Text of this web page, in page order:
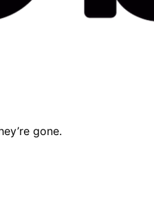
gone.